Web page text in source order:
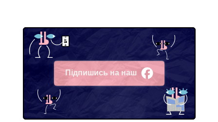
Підпишись на наш
Facebook